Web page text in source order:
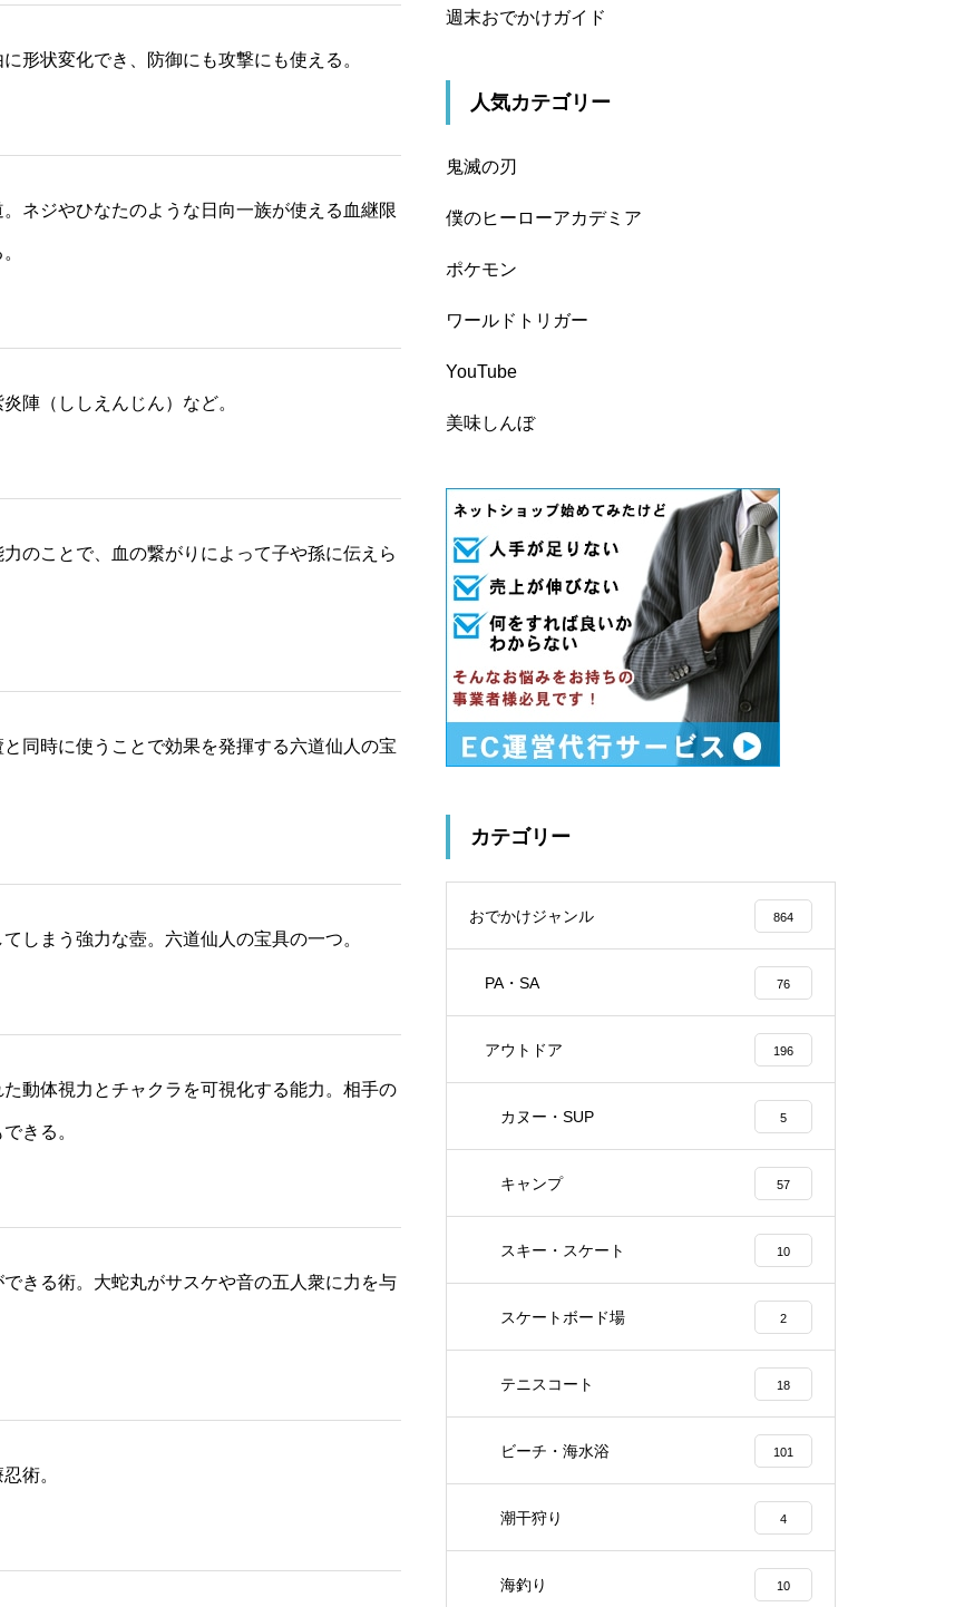
形状変化でき、防御にも攻撃にも使える。
ネジやひなたのような日向一族が使える血継限
陣（ししえんじん）など。
のことで、血の繋がりによって子や孫に伝えら
同時に使うことで効果を発揮する六道仙人の宝
しまう強力な壺。六道仙人の宝具の一つ。
動体視力とチャクラを可視化する能力。相手の
きる。
きる術。大蛇丸がサスケや音の五人衆に力を与
術。
週末おでかけガイド
人気カテゴリー
鬼滅の刃
僕のヒーローアカデミア
ポケモン
ワールドトリガー
YouTube
美味しんぼ
カテゴリー
おでかけジャンル 864
PA・SA 76
アウトドア 196
カヌー・SUP 5
キャンプ 57
スキー・スケート 10
スケートボード場 2
テニスコート 18
ビーチ・海水浴 101
潮干狩り 4
海釣り 10